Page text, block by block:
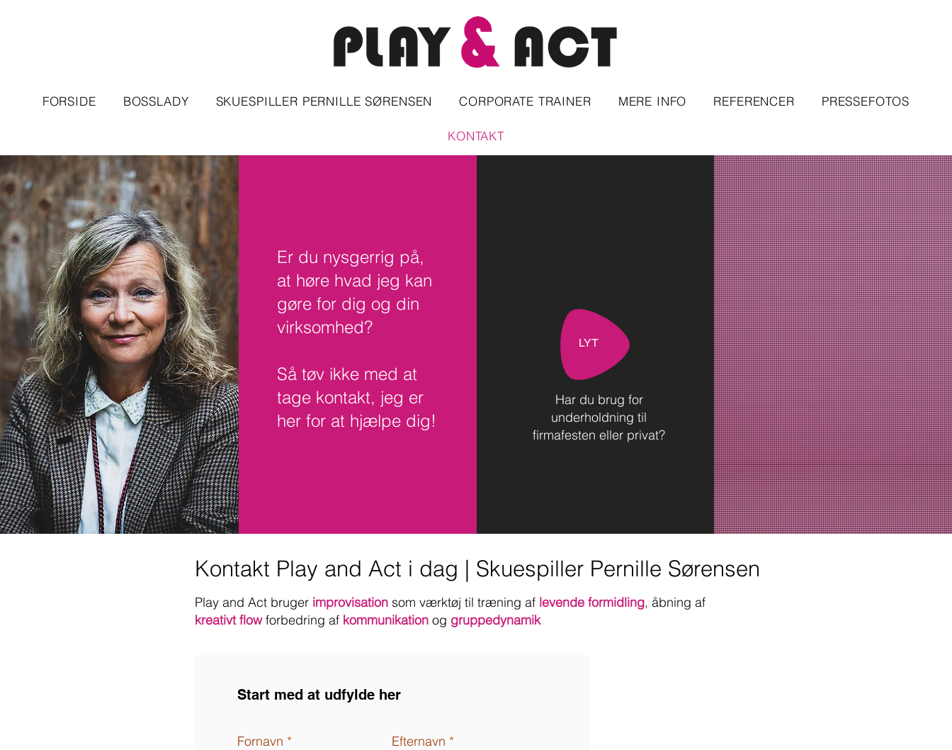
FORSIDE BOSSLADY SKUESPILLER PERNILLE SØRENSEN CORPORATE TRAINER MERE INFO REFERENCER PRESSEFOTOS
KONTAKT
Er du nysgerrig på,
at høre hvad jeg kan
gøre for dig og din
virksomhed?
Så tøv ikke med at
tage kontakt, jeg er
her for at hjælpe dig!
LYT
Har du brug for
underholdning til
firmafesten eller privat?
Kontakt Play and Act i dag | Skuespiller Pernille Sørensen
Play and Act bruger improvisation som værktøj til træning af levende formidling, åbning af
kreativt flow forbedring af kommunikation og gruppedynamik
Start med at udfylde her
Fornavn Efternavn